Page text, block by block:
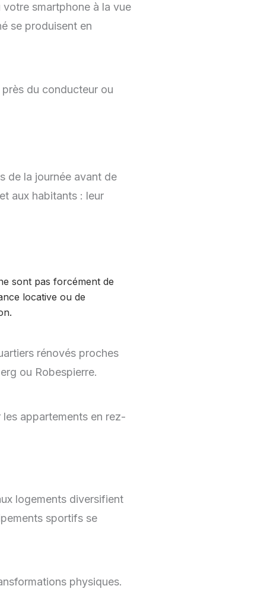
smartphone à la vue
se produisent en
du conducteur ou
de la journée avant de
aux habitants : leur
sont pas forcément de
locative ou de
rénovés proches
ou Robespierre.
appartements en rez-
logements diversifient
sportifs se
physiques.